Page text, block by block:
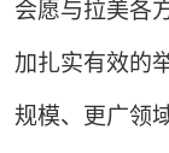
会愿与拉美各
加扎实有效的
规模、更广领